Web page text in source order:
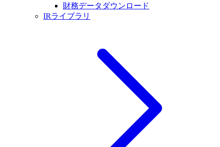
財務データダウンロード
IRライブラリ